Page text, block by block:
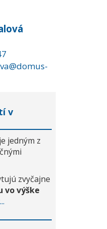
v
jedným z
zvyčajne
vo výške